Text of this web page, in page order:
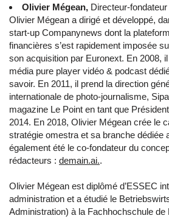
Olivier Mégean, Directeur-fondateur
Olivier Mégean a dirigé et développé,
start-up Companynews dont la
financières s’est rapidement imposée
son acquisition par Euronext. En 2008,
média pure player vidéo & podcast
savoir. En 2011, il prend la direction
internationale de photo-journalisme,
magazine Le Point en tant que
2014. En 2018, Olivier Mégean crée le
stratégie omestra et sa branche dédiée
également été le co-fondateur du
rédacteurs : demain.ai..
Olivier Mégean est diplômé d’ESSEC
administration et a étudié le
Administration) à la Fachhochschule de